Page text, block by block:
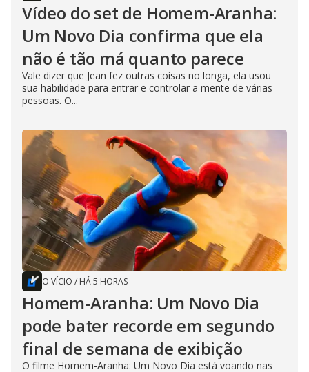
Vídeo do set de Homem-Aranha:
Um Novo Dia confirma que ela
não é tão má quanto parece
Vale dizer que Jean fez outras coisas no longa, ela usou
sua habilidade para entrar e controlar a mente de várias
pessoas. O...
O VÍCIO / HÁ 5 HORAS
Homem-Aranha: Um Novo Dia
pode bater recorde em segundo
final de semana de exibição
O filme Homem-Aranha: Um Novo Dia está voando nas